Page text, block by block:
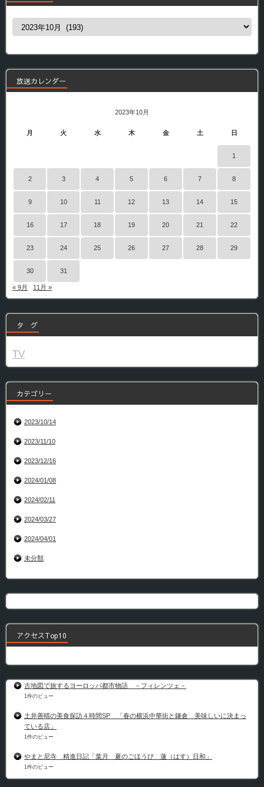
過
組
放送カレンダー
2023年10月
月 火 水 木 金 土 日
1
2 3 4 5 6 7 8
9 10 11 12 13 14 15
16 17 18 19 20 21 22
23 24 25 26 27 28 29
30 31
« 9月 11月 »
タ グ
TV
カテゴリー
2023/10/14
2023/11/10
2023/12/16
2024/01/08
2024/02/11
2024/03/27
2024/04/01
未分類
アクセスTop10
古地図で旅するヨーロッパ都市物語 －フィレンツェ－
1件のビュー
土井善晴の美食探訪４時間SP 「春の横浜中華街と鎌倉 美味しいに決まっ
ている店」
1件のビュー
やまと尼寺 精進日記「葉月 夏のごほうび 蓮（はす）日和」
1件のビュー